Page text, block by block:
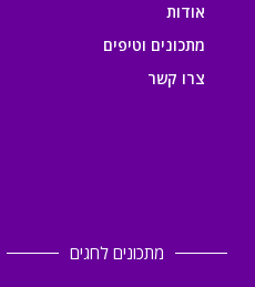
אודות
מתכונים וטיפים
צרו קשר
מתכונים לחגים